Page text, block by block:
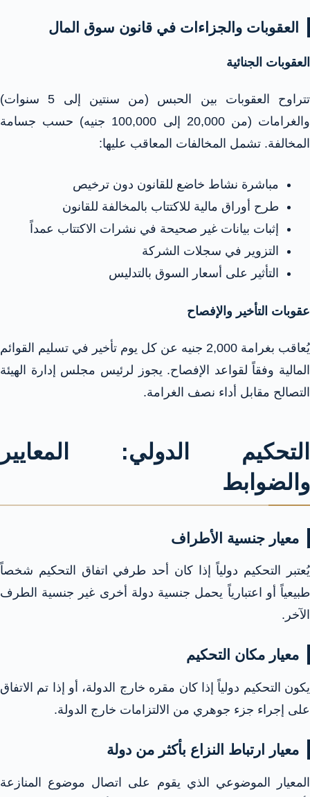
العقوبات والجزاءات في قانون سوق المال
العقوبات الجنائية
تتراوح العقوبات بين الحبس (من سنتين إلى 5 سنوات)
والغرامات (من 20,000 إلى 100,000 جنيه) حسب جسامة
المخالفة. تشمل المخالفات المعاقب عليها:​
مباشرة نشاط خاضع للقانون دون ترخيص
طرح أوراق مالية للاكتتاب بالمخالفة للقانون
إثبات بيانات غير صحيحة في نشرات الاكتتاب عمداً
التزوير في سجلات الشركة
التأثير على أسعار السوق بالتدليس
عقوبات التأخير والإفصاح
يُعاقب بغرامة 2,000 جنيه عن كل يوم تأخير في تسليم القوائم
المالية وفقاً لقواعد الإفصاح. يجوز لرئيس مجلس إدارة الهيئة
التصالح مقابل أداء نصف الغرامة.​
التحكيم الدولي: المعايير
والضوابط
معيار جنسية الأطراف
يُعتبر التحكيم دولياً إذا كان أحد طرفي اتفاق التحكيم شخصاً
طبيعياً أو اعتبارياً يحمل جنسية دولة أخرى غير جنسية الطرف
الآخر.​
معيار مكان التحكيم
يكون التحكيم دولياً إذا كان مقره خارج الدولة، أو إذا تم الاتفاق
على إجراء جزء جوهري من الالتزامات خارج الدولة.​
معيار ارتباط النزاع بأكثر من دولة
المعيار الموضوعي الذي يقوم على اتصال موضوع المنازعة